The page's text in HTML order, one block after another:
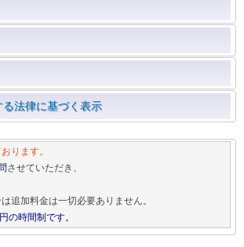
法律に基づく表示
ります。
させていただき、
追加料金は一切必要ありません。
の時間制です。